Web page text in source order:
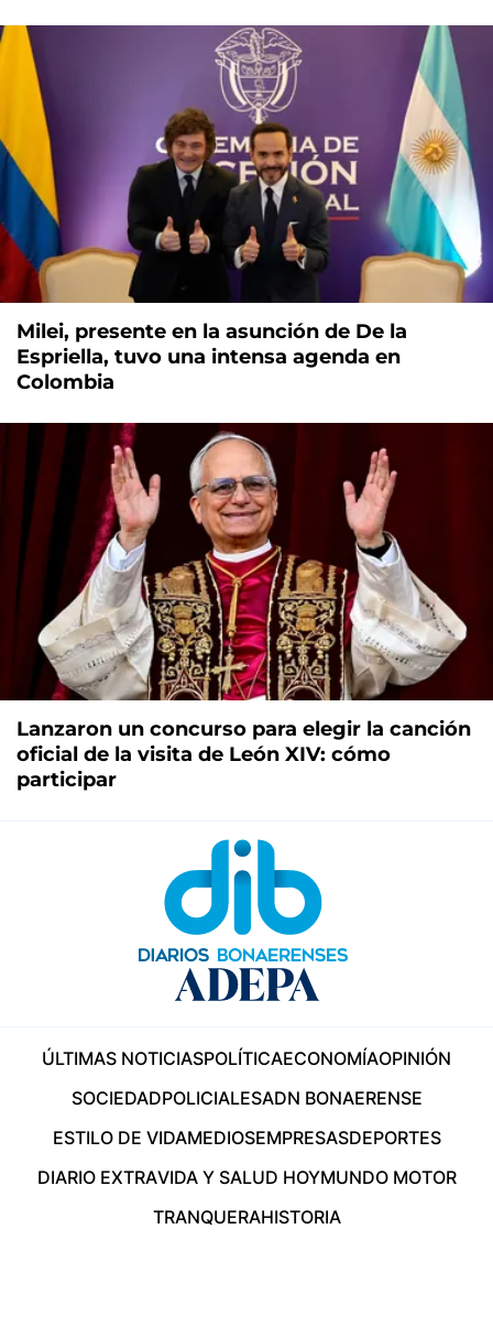
Milei, presente en la asunción de De la
Espriella, tuvo una intensa agenda en
Colombia
Lanzaron un concurso para elegir la canción
oficial de la visita de León XIV: cómo
participar
ÚLTIMAS NOTICIASPOLÍTICAECONOMÍAOPINIÓN
SOCIEDADPOLICIALESADN BONAERENSE
ESTILO DE VIDAMEDIOSEMPRESASDEPORTES
DIARIO EXTRAVIDA Y SALUD HOYMUNDO MOTOR
TRANQUERAHISTORIA